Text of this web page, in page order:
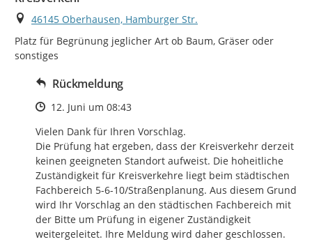
Ort
46145 Oberhausen, Hamburger Str.
Platz für Begrünung jeglicher Art ob Baum, Gräser oder
sonstiges
Rückmeldung
Zeitpunkt des Erstellens
12. Juni um 08:43
Vielen Dank für Ihren Vorschlag.
Die Prüfung hat ergeben, dass der Kreisverkehr derzeit
keinen geeigneten Standort aufweist. Die hoheitliche
Zuständigkeit für Kreisverkehre liegt beim städtischen
Fachbereich 5-6-10/Straßenplanung. Aus diesem Grund
wird Ihr Vorschlag an den städtischen Fachbereich mit
der Bitte um Prüfung in eigener Zuständigkeit
weitergeleitet. Ihre Meldung wird daher geschlossen.